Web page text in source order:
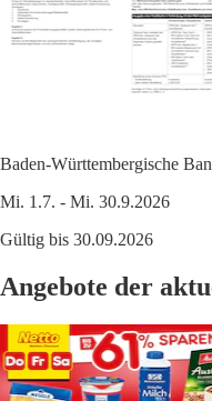
Baden-Württembergische
Mi. 1.7. - Mi. 30.9.2026
Gültig bis 30.09.2026
Angebote der